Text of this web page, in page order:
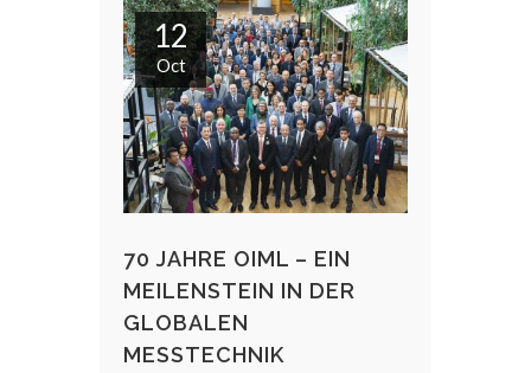
12
Oct
70 JAHRE OIML – EIN
MEILENSTEIN IN DER
GLOBALEN
MESSTECHNIK